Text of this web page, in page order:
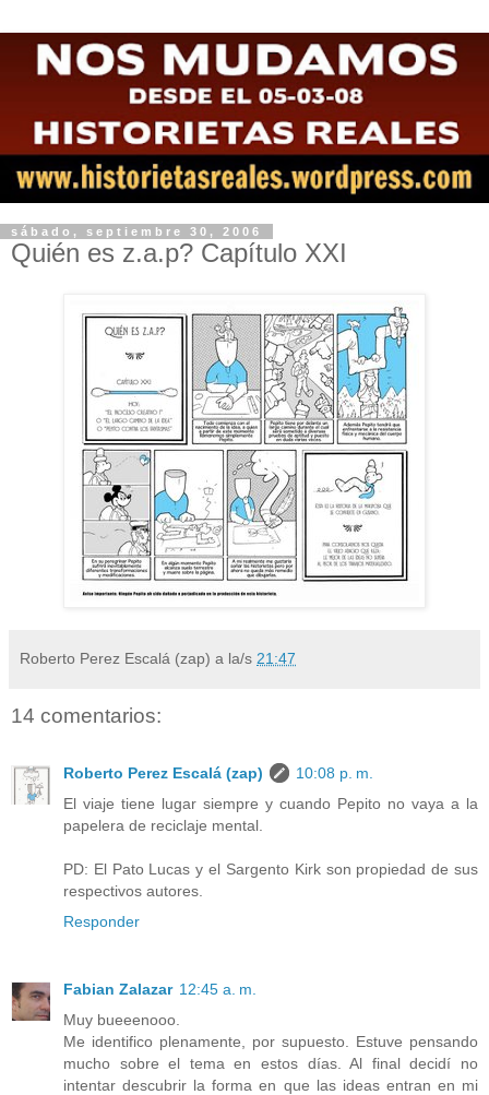
sábado, septiembre 30, 2006
Quién es z.a.p? Capítulo XXI
Roberto Perez Escalá (zap) a la/s 21:47
14 comentarios:
Roberto Perez Escalá (zap)
10:08 p. m.
El viaje tiene lugar siempre y cuando Pepito no vaya a la
papelera de reciclaje mental.
PD: El Pato Lucas y el Sargento Kirk son propiedad de sus
respectivos autores.
Responder
Fabian Zalazar 12:45 a. m.
Muy bueeenooo.
Me identifico plenamente, por supuesto. Estuve pensando
mucho sobre el tema en estos días. Al final decidí no
intentar descubrir la forma en que las ideas entran en mi